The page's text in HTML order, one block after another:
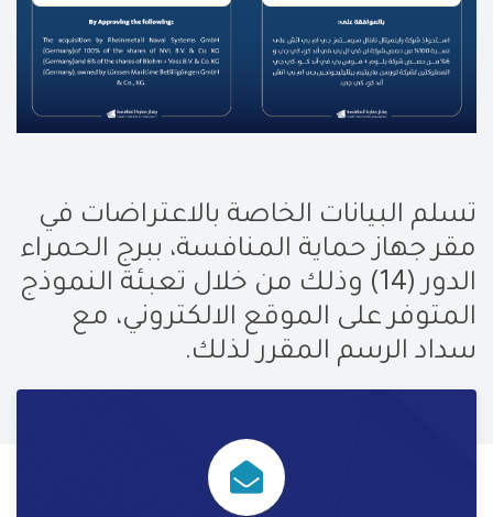
تسلم البيانات الخاصة بالاعتراضات في
مقر جهاز حماية المنافسة، ببرج الحمراء
الدور (14) وذلك من خلال تعبئة النموذج
المتوفر على الموقع الالكتروني، مع
سداد الرسم المقرر لذلك.